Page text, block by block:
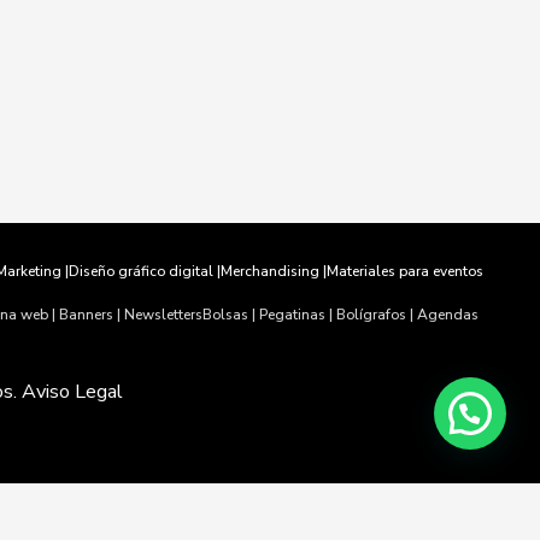
|Diseño gráfico digital |Merchandising |Materiales para eventos
web | Banners | NewslettersBolsas | Pegatinas | Bolígrafos | Agendas
Aviso Legal